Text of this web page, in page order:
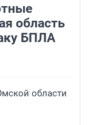
область
БПЛА
области